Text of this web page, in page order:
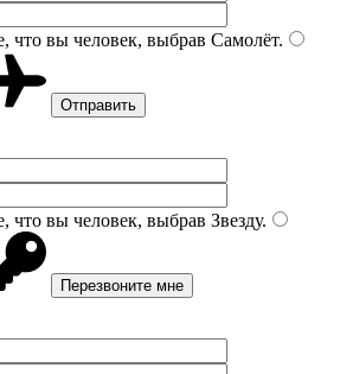
что вы человек, выбрав Самолёт.
что вы человек, выбрав Звезду.